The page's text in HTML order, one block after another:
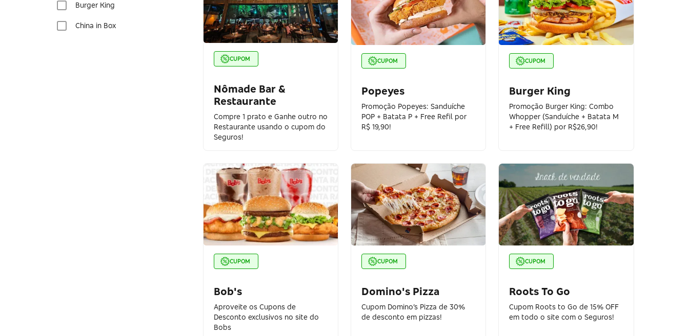
Burger King
China in Box
CUPOM
Nômade Bar &
Restaurante
Compre 1 prato e Ganhe outro no
Restaurante usando o cupom do
Seguros!
CUPOM
Popeyes
Promoção Popeyes: Sanduíche
POP + Batata P + Free Refil por
R$ 19,90!
CUPOM
Burger King
Promoção Burger King: Combo
Whopper (Sanduíche + Batata M
+ Free Refill) por R$26,90!
CUPOM
Bob's
Aproveite os Cupons de
Desconto exclusivos no site do
Bobs
CUPOM
Domino's Pizza
Cupom Domino’s Pizza de 30%
de desconto em pizzas!
CUPOM
Roots To Go
Cupom Roots to Go de 15% OFF
em todo o site com o Seguros!